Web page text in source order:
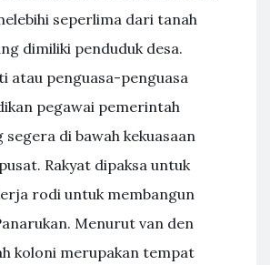
seperlima dari tanah
dimiliki penduduk desa.
atau penguasa-penguasa
pegawai pemerintah
segera di bawah kekuasaan
Rakyat dipaksa untuk
rodi untuk membangun
Menurut van den
koloni merupakan tempat